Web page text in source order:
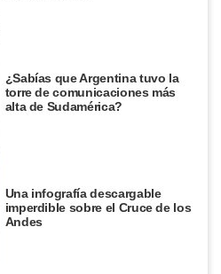
¿Sabías que Argentina tuvo la
torre de comunicaciones más
alta de Sudamérica?
Una infografía descargable
imperdible sobre el Cruce de los
Andes